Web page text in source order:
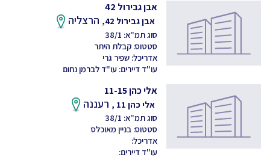
אבן גבירול 42
אבן גבירול 42, הרצליה
סוג תמ"א: 38/1
סטטוס: קבלת היתר
אדריכל: שפיר גרי
עו"ד דיירים: עו"ד לברמן נחום
אלי כהן 11-15
אלי כהן 11 , רעננה
סוג תמ"א: 38/1
סטטוס: בניין מאוכלס
אדריכל:
עו"ד דיירים: